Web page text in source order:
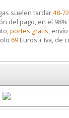
suelen tardar48-
del pago, en el
portes gratis,
69Euros + Iva, de